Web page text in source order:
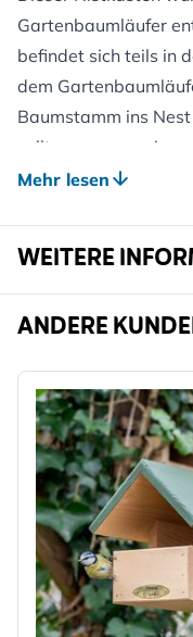
Gartenbaumläufer
befindet sich teils in
dem
Baumstamm ins
sollte vorzugsweise
Walderde
Mehr lesen
WEITERE
Artikelnr.
Breite
Höhe
Länge
Gewicht
Profitierende
Gartentiere
Mehr lesen
ANDERE